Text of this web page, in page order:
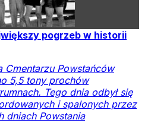
pogrzeb w historii
Cmentarzu Powstańców
5,5 tony prochów
Tego dnia odbył się
i spalonych przez
dniach Powstania